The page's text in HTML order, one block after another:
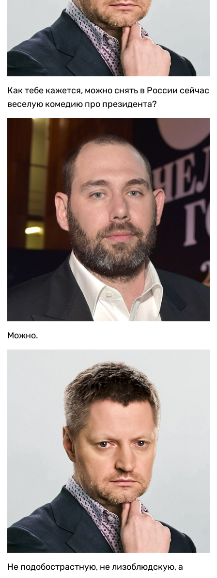
Как тебе кажется, можно снять в России сейчас
веселую комедию про президента?
Можно.
Не подобострастную, не лизоблюдскую, а